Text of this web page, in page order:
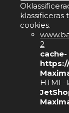
klassificeras
cookies.
2
cache-
HTML-